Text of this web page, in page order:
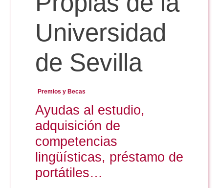
Reservas
Calendario Lectivo
Periodismo
Publicidad y RR.PP
Exámenes Grado
PeriodismoSecretaría Virtual
Universidad
de Sevilla
Premios y Becas
Ayudas al estudio,
adquisición de
competencias
lingüísticas, préstamo de
portátiles…